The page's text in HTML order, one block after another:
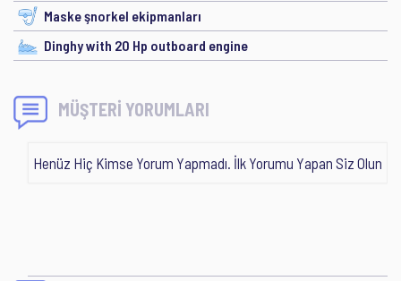
Maske şnorkel ekipmanları
Dinghy with 20 Hp outboard engine
MÜŞTERİ YORUMLARI
Henüz Hiç Kimse Yorum Yapmadı. İlk Yorumu Yapan Siz Olun